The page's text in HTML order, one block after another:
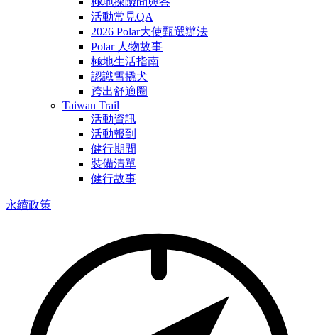
活動常見QA
2026 Polar大使甄選辦法
Polar 人物故事
極地生活指南
認識雪撬犬
跨出舒適圈
Taiwan Trail
活動資訊
活動報到
健行期間
裝備清單
健行故事
永續政策